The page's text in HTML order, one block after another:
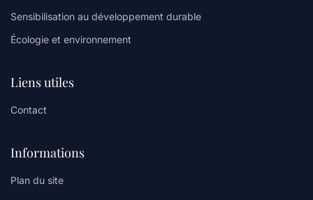
Sensibilisation au développement durable
Écologie et environnement
Liens utiles
Contact
Informations
Plan du site